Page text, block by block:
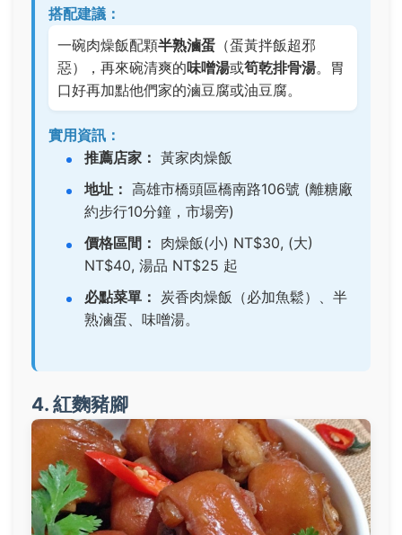
搭配建議：
一碗肉燥飯配顆半熟滷蛋 （蛋黃拌飯超邪
惡），再來碗清爽的味噌湯或筍乾排骨湯。胃
口好再加點他們家的滷豆腐或油豆腐。
實用資訊：
推薦店家： 黃家肉燥飯
地址： 高雄市橋頭區橋南路106號 (離糖廠
約步行10分鐘，市場旁)
價格區間： 肉燥飯(小) NT$30, (大)
NT$40, 湯品 NT$25 起
必點菜單： 炭香肉燥飯（必加魚鬆）
、半
熟滷蛋、味噌湯。
4. 紅麴豬腳